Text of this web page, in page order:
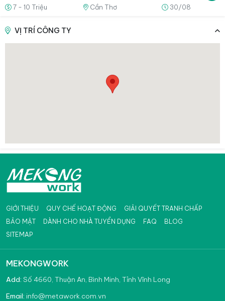
7 - 10 Triệu Cần Thơ 30/08
VỊ TRÍ CÔNG TY
GIỚI THIỆU QUY CHẾ HOẠT ĐỘNG
GIẢI QUYẾT TRANH CHẤP
BẢO MẬT
DÀNH CHO NHÀ TUYỂN DỤNG FAQ
BLOG
SITEMAP
MEKONGWORK
Add: Số 4660, Thuận An, Bình Minh, Tỉnh Vĩnh Long
Email: info@metawork.com.vn